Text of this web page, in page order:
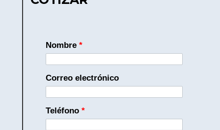
Nombre *
Correo electrónico
Teléfono *